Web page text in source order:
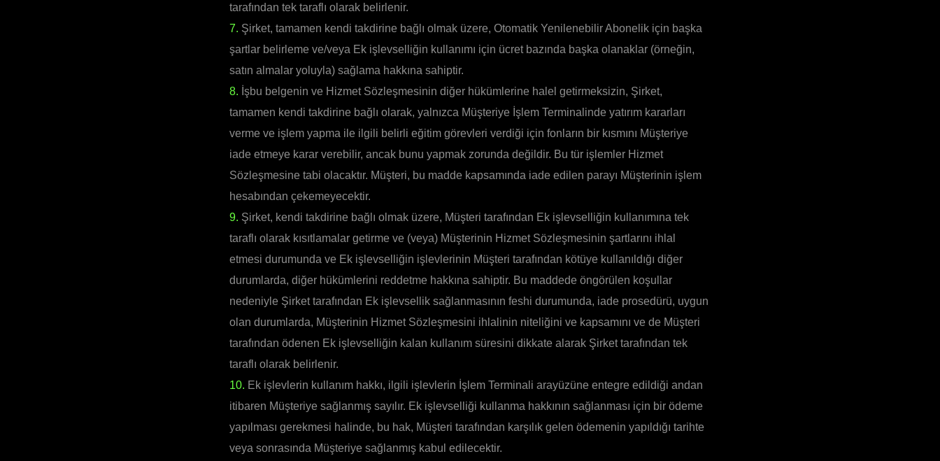
tarafından tek taraflı olarak belirlenir.
7. Şirket, tamamen kendi takdirine bağlı olmak üzere, Otomatik Yenilenebilir Abonelik için başka
şartlar belirleme ve/veya Ek işlevselliğin kullanımı için ücret bazında başka olanaklar (örneğin,
satın almalar yoluyla) sağlama hakkına sahiptir.
8. İşbu belgenin ve Hizmet Sözleşmesinin diğer hükümlerine halel getirmeksizin, Şirket,
tamamen kendi takdirine bağlı olarak, yalnızca Müşteriye İşlem Terminalinde yatırım kararları
verme ve işlem yapma ile ilgili belirli eğitim görevleri verdiği için fonların bir kısmını Müşteriye
iade etmeye karar verebilir, ancak bunu yapmak zorunda değildir. Bu tür işlemler Hizmet
Sözleşmesine tabi olacaktır. Müşteri, bu madde kapsamında iade edilen parayı Müşterinin işlem
hesabından çekemeyecektir.
9. Şirket, kendi takdirine bağlı olmak üzere, Müşteri tarafından Ek işlevselliğin kullanımına tek
taraflı olarak kısıtlamalar getirme ve (veya) Müşterinin Hizmet Sözleşmesinin şartlarını ihlal
etmesi durumunda ve Ek işlevselliğin işlevlerinin Müşteri tarafından kötüye kullanıldığı diğer
durumlarda, diğer hükümlerini reddetme hakkına sahiptir. Bu maddede öngörülen koşullar
nedeniyle Şirket tarafından Ek işlevsellik sağlanmasının feshi durumunda, iade prosedürü, uygun
olan durumlarda, Müşterinin Hizmet Sözleşmesini ihlalinin niteliğini ve kapsamını ve de Müşteri
tarafından ödenen Ek işlevselliğin kalan kullanım süresini dikkate alarak Şirket tarafından tek
taraflı olarak belirlenir.
10. Ek işlevlerin kullanım hakkı, ilgili işlevlerin İşlem Terminali arayüzüne entegre edildiği andan
itibaren Müşteriye sağlanmış sayılır. Ek işlevselliği kullanma hakkının sağlanması için bir ödeme
yapılması gerekmesi halinde, bu hak, Müşteri tarafından karşılık gelen ödemenin yapıldığı tarihte
veya sonrasında Müşteriye sağlanmış kabul edilecektir.